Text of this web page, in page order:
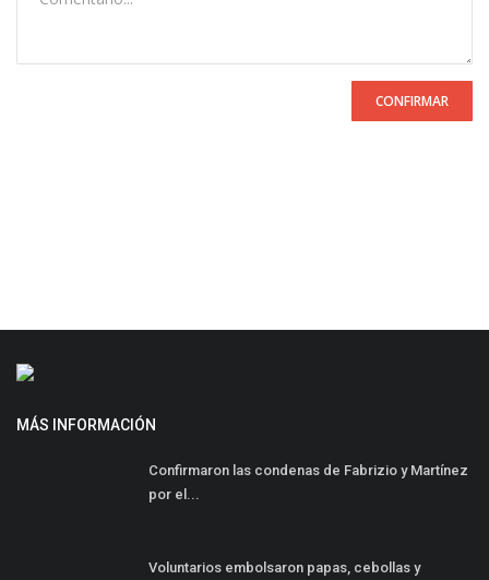
CONFIRMAR
MÁS INFORMACIÓN
Confirmaron las condenas de Fabrizio y Martínez
por el...
Voluntarios embolsaron papas, cebollas y